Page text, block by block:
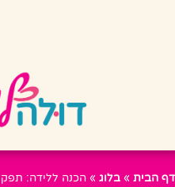
דף הבית » בלוג » הכנה ללידה: